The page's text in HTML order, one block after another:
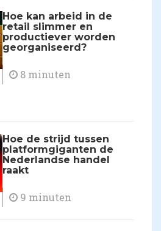
Hoe kan arbeid in de
retail slimmer en
productiever worden
georganiseerd?
8 minuten
Hoe de strijd tussen
platformgiganten de
Nederlandse handel
raakt
9 minuten